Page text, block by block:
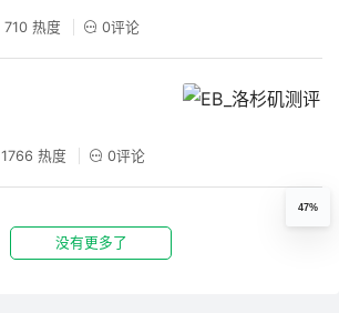
710 热度 0评论
1766 热度 0评论
没有更多了
47%